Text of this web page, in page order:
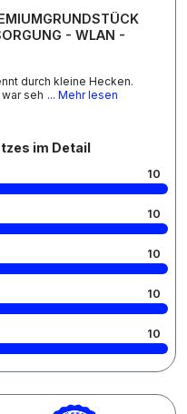
- WLAN -
durch kleine Hecken.
seh ... Mehr lesen
im Detail
10
10
10
10
10